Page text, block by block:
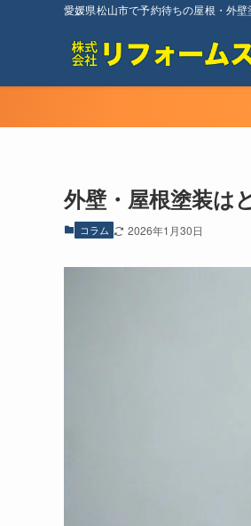
愛媛県松山市で予約待ちの屋根・外
外壁・屋根塗装は
コラム 2026年1月30日